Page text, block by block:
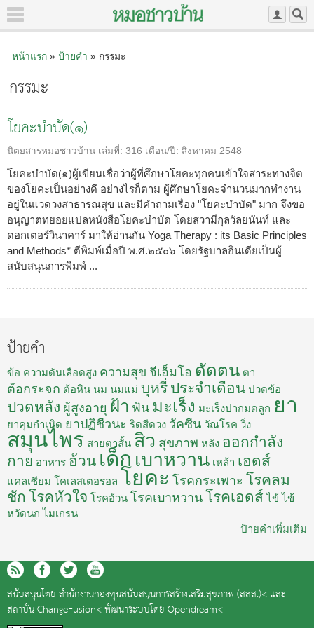
หน้าแรก» ป้ายคำ » กรรมะ
กรรมะ
โยคะบำบัด(๑)
นิตยสารหมอชาวบ้าน เล่มที่: 316 เดือน/ปี: สิงหาคม 2548
โยคะบำบัด(๑)ผู้เขียนเชื่อว่าผู้ที่ศึกษาโยคะทุกคนเข้าใจสาระทางจิต
ของโยคะเป็นอย่างดี อย่างไรก็ตาม ผู้ศึกษาโยคะจำนวนมากทำงาน
อยู่ในแวดวงสาธารณสุข และมีคำถามเรื่อง "โยคะบำบัด" มาก จึงขอ
อนุญาตทยอยแปลหนังสือโยคะบำบัด โดยสวามีกุลวัลยนันท์ และ
ดอกเตอร์วินาคาร์ มาให้อ่านกัน Yoga Therapy : its Basic Principles
and Methods* ตีพิมพ์เมื่อปี พ.ศ.๒๕๐๖ โดยรัฐบาลอินเดียเป็นผู้
สนับสนุนการพิมพ์ ...
ป้ายคำ
ข้อ ความดันเลือดสูง ความสุข จีเอ็มโอ ดัดตน ตา
ต้อกระจก ต้อหิน นม นมแม่ บุหรี่ ประจำเดือน ปวดข้อ
ปวดหลัง ผู้สูงอายุ ฝ้า ฟัน มะเร็ง มะเร็งปากมดลูก ยา
ยาคุมกำเนิด ยาปฏิชีวนะ ริดสีดวง วัคซีน วัณโรค วิ่ง
สมุนไพร สายตาสั้น สิว สุขภาพ หลัง ออกกำลัง
กาย อาหาร อ้วน เด็ก เบาหวาน เหล้า เอดส์
แคลเซียม โคเลสเตอรอล โยคะ โรคกระเพาะ โรคลม
ชัก โรคหัวใจ โรคอ้วน โรคเบาหวาน โรคเอดส์ ไข้ ไข้
หวัดนก ไมเกรน
ป้ายคำเพิ่มเติม
สนับสนุนโดย สำนักงานกองทุนสนับสนุนการสร้างเสริมสุขภาพ (สสส.)< และ
สถาบัน ChangeFusion<พัฒนาระบบโดย Opendream<